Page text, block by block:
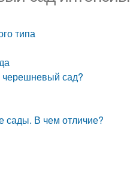
типа
черешневый сад?
сады. В чем отличие?